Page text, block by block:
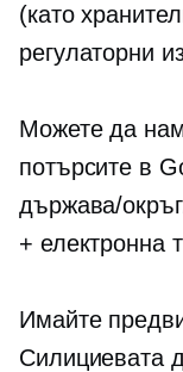
(като
регулаторни
Можете да
потърсите в
държава/
+ електронна
Имайте
Силициевата